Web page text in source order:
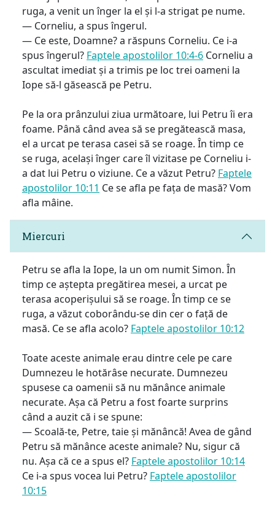
ruga, a venit un înger la el și l-a strigat pe nume.
— Corneliu, a spus îngerul.
— Ce este, Doamne? a răspuns Corneliu. Ce i-a
spus îngerul? Faptele apostolilor 10:4-6 Corneliu a
ascultat imediat și a trimis pe loc trei oameni la
Iope să-l găsească pe Petru.
Pe la ora prânzului ziua următoare, lui Petru îi era
foame. Până când avea să se pregătească masa,
el a urcat pe terasa casei să se roage. În timp ce
se ruga, același înger care îl vizitase pe Corneliu i-
a dat lui Petru o viziune. Ce a văzut Petru? Faptele
apostolilor 10:11 Ce se afla pe fața de masă? Vom
afla mâine.
Miercuri
Petru se afla la Iope, la un om numit Simon. În
timp ce aștepta pregătirea mesei, a urcat pe
terasa acoperișului să se roage. În timp ce se
ruga, a văzut coborându-se din cer o față de
masă. Ce se afla acolo? Faptele apostolilor 10:12
Toate aceste animale erau dintre cele pe care
Dumnezeu le hotărâse necurate. Dumnezeu
spusese ca oamenii să nu mănânce animale
necurate. Așa că Petru a fost foarte surprins
când a auzit că i se spune:
— Scoală-te, Petre, taie și mănâncă! Avea de gând
Petru să mănânce aceste animale? Nu, sigur că
nu. Așa că ce a spus el? Faptele apostolilor 10:14
Ce i-a spus vocea lui Petru? Faptele apostolilor
10:15